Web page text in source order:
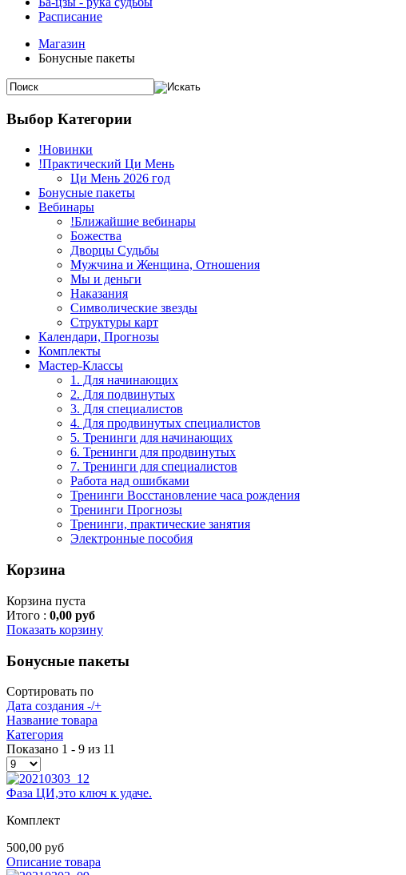
Расписание
Магазин
Бонусные пакеты
Выбор Категории
!Новинки
!Практический Ци Мень
Ци Мень 2026 год
Бонусные пакеты
Вебинары
!Ближайшие вебинары
Божества
Дворцы Судьбы
Мужчина и Женщина, Отношения
Мы и деньги
Наказания
Символические звезды
Структуры карт
Календари, Прогнозы
Комплекты
Мастер-Классы
1. Для начинающих
2. Для подвинутых
3. Для специалистов
4. Для продвинутых специалистов
5. Тренинги для начинающих
6. Тренинги для продвинутых
7. Тренинги для специалистов
Работа над ошибками
Тренинги Восстановление часа рождения
Тренинги Прогнозы
Тренинги, практические занятия
Электронные пособия
Корзина
Корзина пуста
Итого : 0,00 руб
Показать корзину
Бонусные пакеты
Сортировать по
Дата создания -/+
Название товара
Категория
Показано 1 - 9 из 11
Фаза ЦИ,это ключ к удаче.
Комплект
500,00 руб
Описание товара